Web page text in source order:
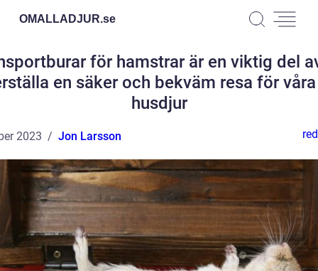
OMALLADJUR.se
för hamstrar är en viktig del
en säker och bekväm resa för
husdjur
2023 Jon Larsson